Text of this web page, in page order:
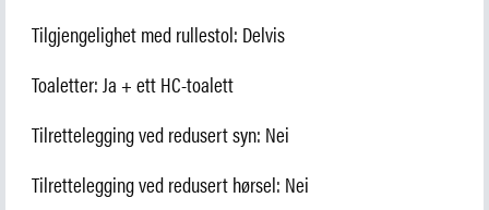
Tilgjengelighet med rullestol: Delvis
Toaletter: Ja + ett HC-toalett
Tilrettelegging ved redusert syn: Nei
Tilrettelegging ved redusert hørsel: Nei